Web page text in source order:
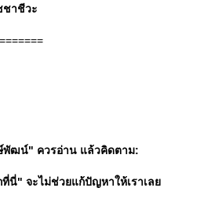
ชาชีวะ
ฒน์" ควรอ่าน แล้วคิดตาม:
ที่นี่" จะไม่ช่วยแก้ปัญหาให้เราเล